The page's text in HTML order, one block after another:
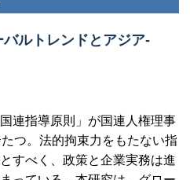
ルトレンドとアジア-
連指導原則」が国連人権理事
つ。法的拘束力をもたない指
すべく、政策と企業実務は進